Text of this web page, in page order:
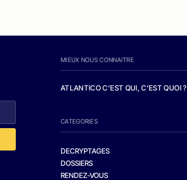
MIEUX NOUS CONNAITRE
ATLANTICO C'EST QUI, C'EST QUOI ?
CATEGORIES
DECRYPTAGES
DOSSIERS
RENDEZ-VOUS